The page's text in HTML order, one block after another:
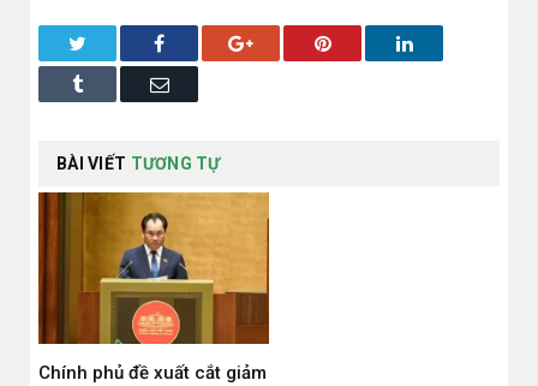
Facebook Google+ Pinterest LinkedIn
Tumblr Email
BÀI VIẾT TƯƠNG TỰ
Chính phủ đề xuất cắt giảm